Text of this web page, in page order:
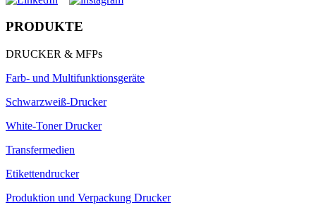
PRODUKTE
DRUCKER & MFPs
Farb- und Multifunktionsgeräte
Schwarzweiß-Drucker
White-Toner Drucker
Transfermedien
Etikettendrucker
Produktion und Verpackung Drucker